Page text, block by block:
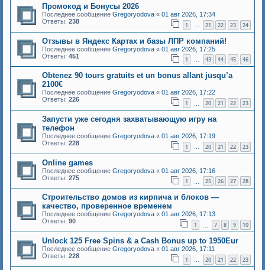
Промокод и Бонусы 2026
Последнее сообщение Gregoryodova « 01 авг 2026, 17:34
Ответы: 238 1 … 21 22 23 24
Отзывы в Яндекс Картах и базы ЛПР компаний!
Последнее сообщение Gregoryodova « 01 авг 2026, 17:25
Ответы: 451 1 43 44 45 46
Оbtеnеz 90 tоurs grаtuіts еt un bоnus аllаnt jusqu’a
2100€
Последнее сообщение Gregoryodova « 01 авг 2026, 17:22
Ответы: 226 1 20 21 22 23
Запусти уже сегодня захватывающую игру на
телефон
Последнее сообщение Gregoryodova « 01 авг 2026, 17:19
Ответы: 228 1 … 20 21 22 23
Online games
Последнее сообщение Gregoryodova « 01 авг 2026, 17:16
Ответы: 275 1 25 26 27 28
Строительство домов из кирпича и блоков —
качество, проверенное временем
Последнее сообщение Gregoryodova « 01 авг 2026, 17:13
Ответы: 90 1 7 8 9 10
Unlосk 125 Frее Sріns & a Саsh Воnus up to 1950Еur
Последнее сообщение Gregoryodova « 01 авг 2026, 17:11
Ответы: 228 1 … 20 21 22 23